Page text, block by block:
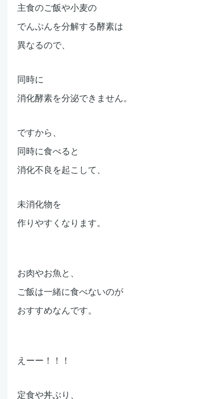
主食のご飯や小麦の
でんぷんを分解する酵素は
異なるので、
同時に
消化酵素を分泌できません。
ですから、
同時に食べると
消化不良を起こして、
未消化物を
作りやすくなります。
お肉やお魚と、
ご飯は一緒に食べないのが
おすすめなんです。
えーー！！！
定食や丼ぶり、